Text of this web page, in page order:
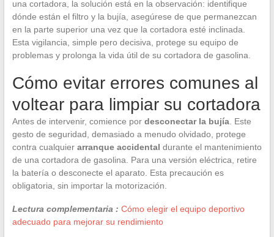
una cortadora, la solución está en la observación: identifique
dónde están el filtro y la bujía, asegúrese de que permanezcan
en la parte superior una vez que la cortadora esté inclinada.
Esta vigilancia, simple pero decisiva, protege su equipo de
problemas y prolonga la vida útil de su cortadora de gasolina.
Cómo evitar errores comunes al
voltear para limpiar su cortadora
Antes de intervenir, comience por desconectar la bujía. Este
gesto de seguridad, demasiado a menudo olvidado, protege
contra cualquier arranque accidental durante el mantenimiento
de una cortadora de gasolina. Para una versión eléctrica, retire
la batería o desconecte el aparato. Esta precaución es
obligatoria, sin importar la motorización.
Lectura complementaria : Cómo elegir el equipo deportivo
adecuado para mejorar su rendimiento